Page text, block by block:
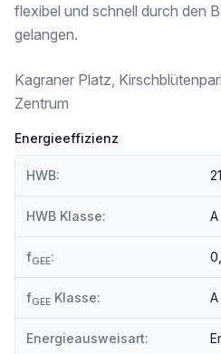
Verkehr
Bus <250m
Straßenbahn <500m
Bahnhof <500m
Angaben Entfernung Luftlinie /
flexibel und schnell durch den
gelangen.
Kagraner Platz,
Zentrum
Energieeffizienz
HWB:
HWB Klasse: A
fGEE:
fGEE Klasse: A
Energieausweisart: